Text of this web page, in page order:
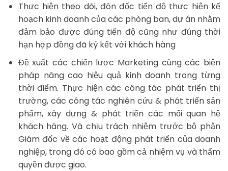
Thực hiện theo dõi, đôn đốc tiến độ thực hiện kế
hoạch kinh doanh của các phòng ban, dự án nhằm
đảm bảo được đúng tiến độ cũng như đúng thời
hạn hợp đồng đã ký kết với khách hàng
Đề xuất các chiến lược Marketing cùng các biện
pháp nâng cao hiệu quả kinh doanh trong từng
thời điểm. Thực hiện các công tác phát triển thị
trường, các công tác nghiên cứu & phát triển sản
phẩm, xây dựng & phát triển các mối quan hệ
khách hàng. Và chịu trách nhiệm trước bộ phận
Giám đốc về các hoạt động phát triển của doanh
nghiệp, trong đó có bao gồm cả nhiệm vụ và thẩm
quyền được giao.